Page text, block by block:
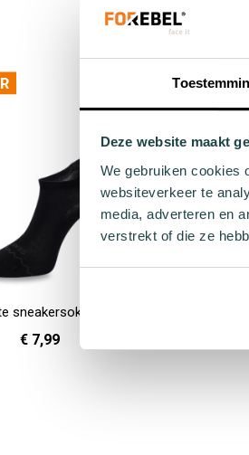
Deze website maakt
We gebruiken cookies
websiteverkeer te
media, adverteren en
verstrekt of die ze
sneakersok Nase
€ 7,99